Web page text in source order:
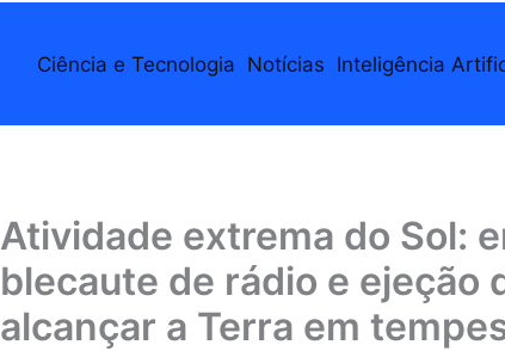
Ciência e Tecnologia Notícias Inteligência
Atividade extrema do Sol:
blecaute de rádio e ejeção
alcançar a Terra em